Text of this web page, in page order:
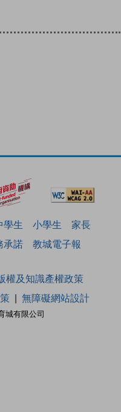
學生 小學生
家長
承諾 教城電子報
城有限公司
權及知識產權政策
無障礙網站設計